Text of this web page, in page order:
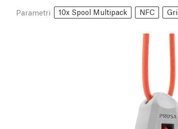
Parametri 10x Spool Multipack NFC